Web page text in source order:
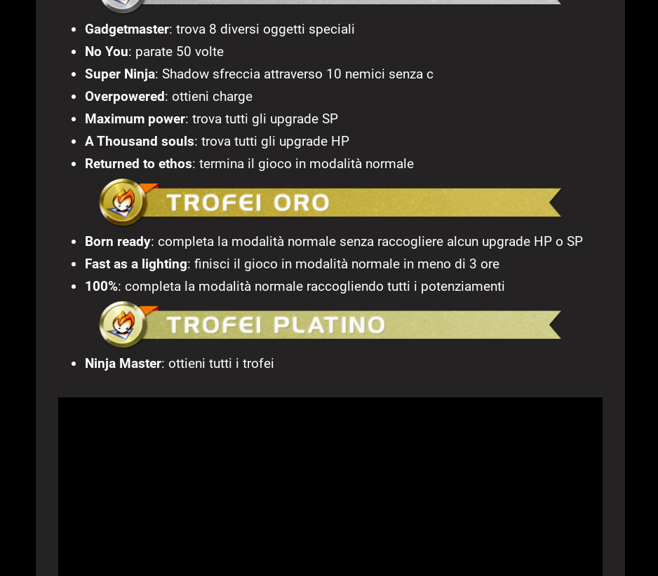
Gadgetmaster: trova 8 diversi oggetti speciali
No You: parate 50 volte
Super Ninja: Shadow sfreccia attraverso 10 nemici senza c
Overpowered: ottieni charge
Maximum power: trova tutti gli upgrade SP
A Thousand souls: trova tutti gli upgrade HP
Returned to ethos: termina il gioco in modalità normale
Born ready: completa la modalità normale senza raccogliere alcun upgrade HP o SP
Fast as a lighting: finisci il gioco in modalità normale in meno di 3 ore
100%: completa la modalità normale raccogliendo tutti i potenziamenti
Ninja Master: ottieni tutti i trofei